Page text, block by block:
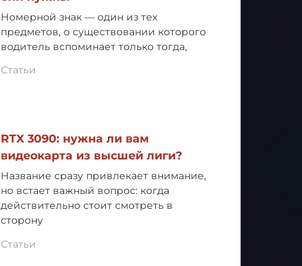
Номерной знак — один из тех
предметов, о существовании которого
водитель вспоминает только тогда,
Статьи
RTX 3090: нужна ли вам
видеокарта из высшей лиги?
Название сразу привлекает внимание,
но встает важный вопрос: когда
действительно стоит смотреть в
сторону
Статьи